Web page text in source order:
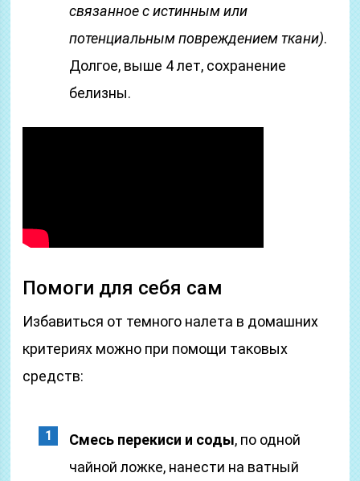
связанное с истинным или
потенциальным повреждением ткани).
Долгое, выше 4 лет, сохранение
белизны.
Помоги для себя сам
Избавиться от темного налета в домашних
критериях можно при помощи таковых
средств:
Смесь перекиси и соды, по одной
чайной ложке, нанести на ватный